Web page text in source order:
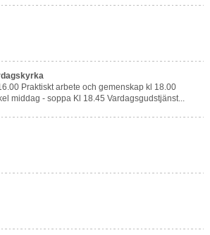
Praktiskt arbete och gemenskap kl 18.00
middag - soppa Kl 18.45 Vardagsgudstjänst...